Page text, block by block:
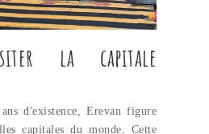
la capitale
d'existence, Erevan figure
capitales du monde. Cette